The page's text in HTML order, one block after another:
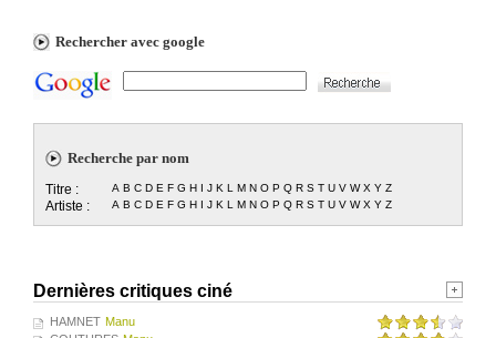
Rechercher avec google
Recherche par nom
Titre : A B C D E F G H I J K L M N O P Q R S T U V W X Y Z
Artiste : A B C D E F G H I J K L M N O P Q R S T U V W X Y Z
Dernières critiques ciné
HAMNET Manu